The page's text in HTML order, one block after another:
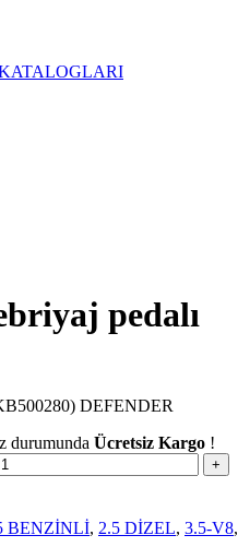
pedalı
DEFENDER
durumunda Ücretsiz Kargo !
BENZİNLİ, 2.5 DİZEL, 3.5-V8,